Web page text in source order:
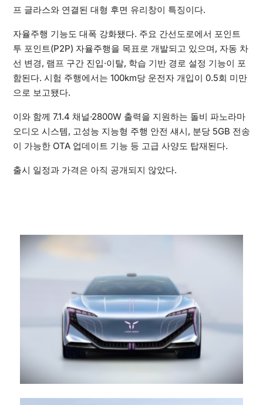
프 글라스와 연결된 대형 후면 유리창이 특징이다.
자율주행 기능도 대폭 강화됐다. 주요 간선도로에서 포인트
투 포인트(P2P) 자율주행을 목표로 개발되고 있으며, 자동 차
선 변경, 램프 구간 진입·이탈, 학습 기반 경로 설정 기능이 포
함된다. 시험 주행에서는 100km당 운전자 개입이 0.5회 미만
으로 보고됐다.
이와 함께 7.1.4 채널·2800W 출력을 지원하는 돌비 파노라마
오디오 시스템, 고성능 지능형 주행 안전 섀시, 분당 5GB 전송
이 가능한 OTA 업데이트 기능 등 고급 사양도 탑재된다.
출시 일정과 가격은 아직 공개되지 않았다.